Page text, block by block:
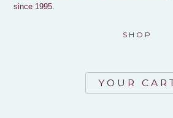
since 1995.
SHOP
YOUR